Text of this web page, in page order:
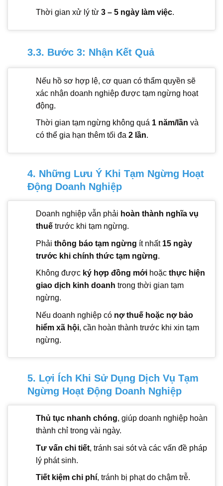
Thời gian xử lý từ 3 – 5 ngày làm việc.
3.3. Bước 3: Nhận Kết Quả
Nếu hồ sơ hợp lệ, cơ quan có thẩm quyền sẽ
xác nhận doanh nghiệp được tạm ngừng hoạt
động.
Thời gian tạm ngừng không quá 1 năm/lần và
có thể gia hạn thêm tối đa 2 lần.
4. Những Lưu Ý Khi Tạm Ngừng Hoạt
Động Doanh Nghiệp
Doanh nghiệp vẫn phải hoàn thành nghĩa vụ
thuếtrước khi tạm ngừng.
Phải thông báo tạm ngừng ít nhất 15 ngày
trước khi chính thức tạm ngừng.
Không được ký hợp đồng mớihoặc thực hiện
giao dịch kinh doanh trong thời gian tạm
ngừng.
Nếu doanh nghiệp có nợ thuế hoặc nợ bảo
hiểm xã hội, cần hoàn thành trước khi xin tạm
ngừng.
5. Lợi Ích Khi Sử Dụng Dịch Vụ Tạm
Ngừng Hoạt Động Doanh Nghiệp
Thủ tục nhanh chóng, giúp doanh nghiệp hoàn
thành chỉ trong vài ngày.
Tư vấn chi tiết, tránh sai sót và các vấn đề pháp
lý phát sinh.
Tiết kiệm chi phí, tránh bị phạt do chậm trễ.